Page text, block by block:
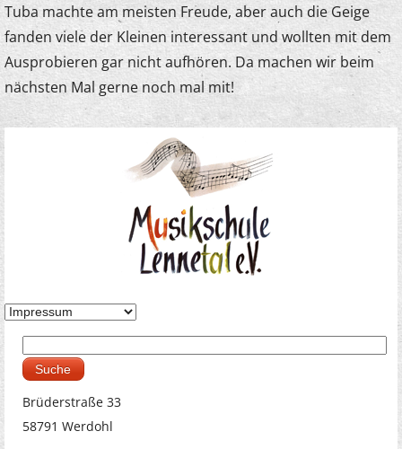
Tuba machte am meisten Freude, aber auch die Geige
fanden viele der Kleinen interessant und wollten mit dem
Ausprobieren gar nicht aufhören. Da machen wir beim
nächsten Mal gerne noch mal mit!
Suchformular
Brüderstraße 33
58791 Werdohl